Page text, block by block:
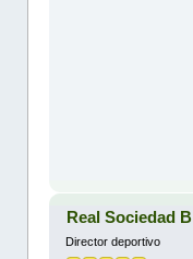
Real Sociedad B
Director deportivo